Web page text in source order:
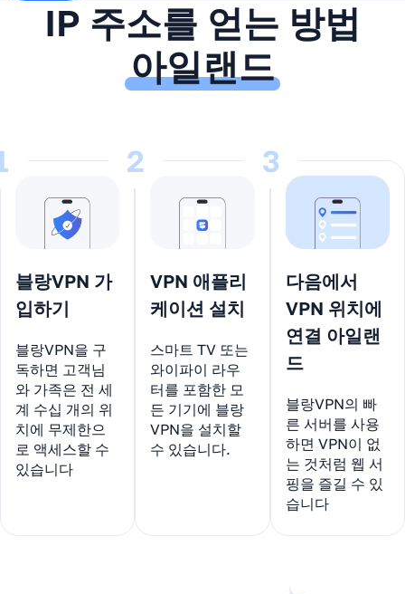
IP 주소를 얻는 방법
아일랜드
블랑VPN 가
입하기
블랑VPN을 구
독하면 고객님
와 가족은 전 세
계 수십 개의 위
치에 무제한으
로 액세스할 수
있습니다
2
VPN 애플리
케이션 설치
스마트 TV 또는
와이파이 라우
터를 포함한 모
든 기기에 블랑
VPN을 설치할
수 있습니다.
3
다음에서
VPN 위치에
연결 아일랜
드
블랑VPN의 빠
른 서버를 사용
하면 VPN이 없
는 것처럼 웹 서
핑을 즐길 수 있
습니다